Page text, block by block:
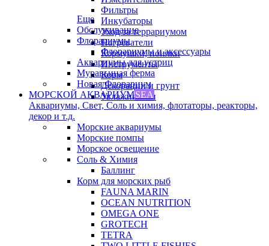
Фильтры
Инкубаторы
Уход за террариумом
Нагреватели
Кормушки, поилки
Инструменты
Корм
Декорации и грунт
Увлажнители
Еще
Обслуживание
Флорариумы
Флорариумы и аксессуары
Аквариумы для устриц
Муравьиная ферма
Новая Флорариум
МОРСКОЙ АКВАРИУМSEA
Аквариумы, Свет, Соль и химия, флотаторы, реакторы,
декор и т.д.
Морские аквариумы
Морские помпы
Морское освещение
Соль & Химия
Баллинг
Корм для морских рыб
FAUNA MARIN
OCEAN NUTRITION
OMEGA ONE
GROTECH
TETRA